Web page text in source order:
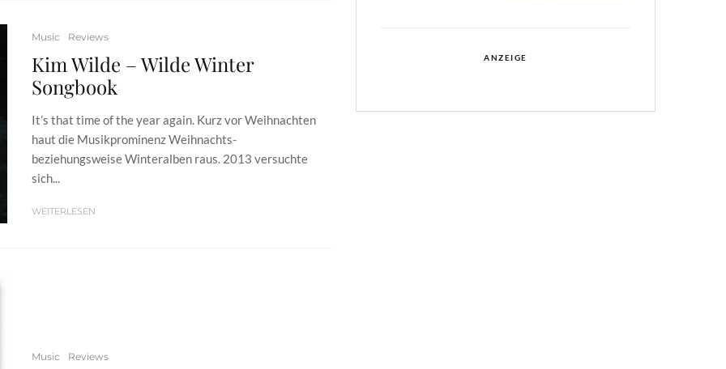
Music Reviews
Kim Wilde – Wilde Winter
Songbook
It’s that time of the year again. Kurz vor Weihnachten
haut die Musikprominenz Weihnachts-
beziehungsweise Winteralben raus. 2013 versuchte
sich...
WEITERLESEN
Music Reviews
ANZEIGE